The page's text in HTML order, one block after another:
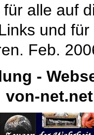
alle auf
und
Feb.
-
von-net.net